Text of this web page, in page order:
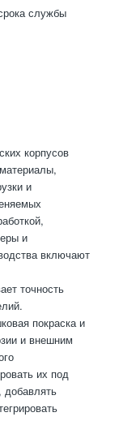
службы
корпусов
и
и
включают
точность
покраска и
и внешним
их под
добавлять